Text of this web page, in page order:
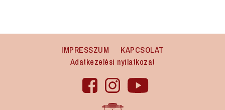
IMPRESSZUM
KAPCSOLAT
Adatkezelési nyilatkozat